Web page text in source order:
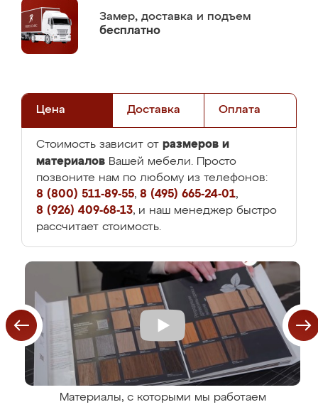
Замер, доставка и подъем
бесплатно
Цена Доставка Оплата
Стоимость зависит от размеров и
материалов Вашей мебели. Просто
позвоните нам по любому из телефонов:
8 (800) 511-89-55, 8 (495) 665-24-01,
8 (926) 409-68-13, и наш менеджер быстро
рассчитает стоимость.
Материалы, с которыми мы работаем